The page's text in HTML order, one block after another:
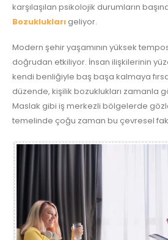
karşılaşılan psikolojik durumların
Bozuklukları geliyor.
Modern şehir yaşamının yüksek
doğrudan etkiliyor. İnsan ilişkilerinin
kendi benliğiyle baş başa kalmaya
düzende, kişilik bozuklukları zamanla
Maslak gibi iş merkezli bölgelerde
temelinde çoğu zaman bu çevresel